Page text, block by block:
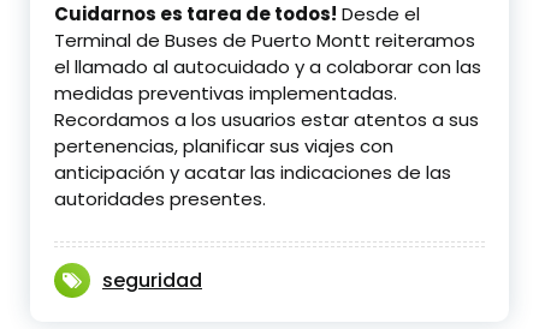
Cuidarnos es tarea de todos! Desde el
Terminal de Buses de Puerto Montt reiteramos
el llamado al autocuidado y a colaborar con las
medidas preventivas implementadas.
Recordamos a los usuarios estar atentos a sus
pertenencias, planificar sus viajes con
anticipación y acatar las indicaciones de las
autoridades presentes.
seguridad